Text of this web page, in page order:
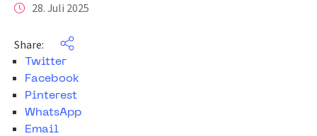
28. Juli 2025
Share:
Twitter
Facebook
Pinterest
WhatsApp
Email